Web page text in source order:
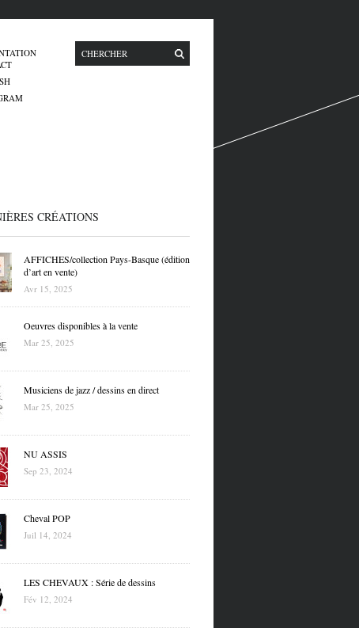
CRÉATIONS
AFFICHES/collection Pays-Basque (édition
d’art en vente)
Avr 15, 2025
Oeuvres disponibles à la vente
Mar 25, 2025
Musiciens de jazz / dessins en direct
Mar 25, 2025
NU ASSIS
Sep 23, 2024
Cheval POP
Juil 14, 2024
LES CHEVAUX : Série de dessins
Fév 12, 2024